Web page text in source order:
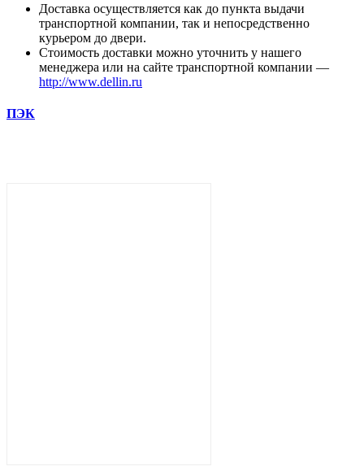
Доставка осуществляется как до пункта выдачи
транспортной компании, так и непосредственно
курьером до двери.
Стоимость доставки можно уточнить у нашего
менеджера или на сайте транспортной компании —
http://www.dellin.ru
ПЭК